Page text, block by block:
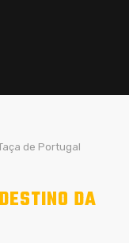
de Portugal
DA